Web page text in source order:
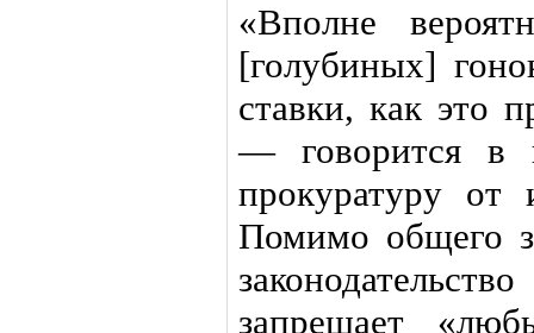
«Вполне
[голубиных]
ставки, как это
— говорится в
прокуратуру
Помимо общего
запрещает